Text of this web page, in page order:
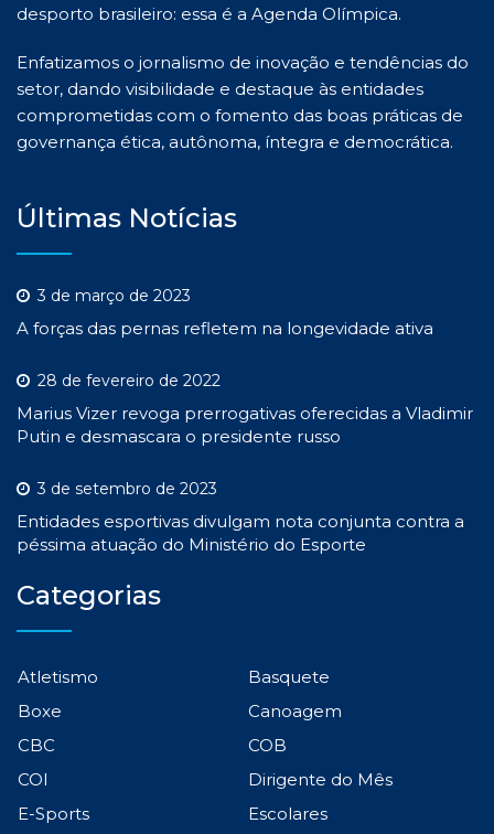
desporto brasileiro: essa é a Agenda Olímpica.
Enfatizamos o jornalismo de inovação e tendências do
setor, dando visibilidade e destaque às entidades
comprometidas com o fomento das boas práticas de
governança ética, autônoma, íntegra e democrática.
Últimas Notícias
3 de março de 2023
A forças das pernas refletem na longevidade ativa
28 de fevereiro de 2022
Marius Vizer revoga prerrogativas oferecidas a Vladimir
Putin e desmascara o presidente russo
3 de setembro de 2023
Entidades esportivas divulgam nota conjunta contra a
péssima atuação do Ministério do Esporte
Categorias
Atletismo
Basquete
Boxe
Canoagem
CBC
COB
COI
Dirigente do Mês
E-Sports
Escolares